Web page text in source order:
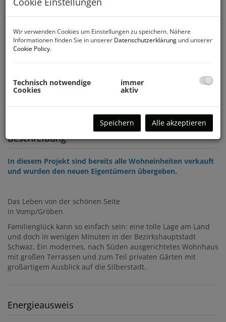
Beschreibung
In diesem Projekt sind bereits alle Wohneinheiten verkauft
und wurden den neuen Eigentümern übergeben.
Das Leben von der schönen Seite
in Vomp/Gröben
Familienglück kann so einfach sein: eine tolle Lage am Land
und doch in wenigen Minuten in der Bezirkshauptstadt
Schwaz. Ein modernes, nach Süden ausgerichtetes Wohnhaus
mit großen Terrassen und zum Teil privaten Gärten mit
großartigem Ausblick auf die Silberstadt.
Energieausweis
Wir verwenden Cookies um Einstellungen zu speichern. Nähere
Informationen finden Sie in unserer Datenschutzerklärung und unserer
Cookie Policy.
Technisch notwendige
Cookies
immer
aktiv
Speichern Alle akzeptieren